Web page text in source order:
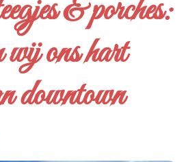
& porches:
ons hart
downtown